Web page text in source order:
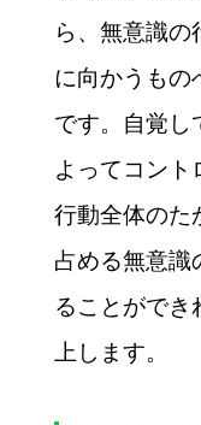
ら、無意識の
に向かうもの
です。自覚し
よってコント
行動全体のた
占める無意識
ることができ
上します。